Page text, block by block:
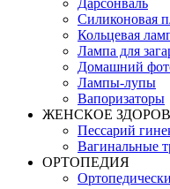
Дарсонваль
Силиконовая
Кольцевая
Лампа для
Домашний
Лампы-лупы
Вапоризаторы
ЖЕНСКОЕ
Пессарий
Вагинальные
ОРТОПЕДИЯ